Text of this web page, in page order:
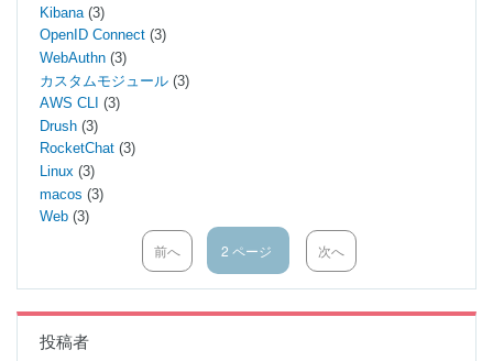
Kibana (3)
OpenID Connect (3)
WebAuthn (3)
カスタムモジュール (3)
AWS CLI (3)
Drush (3)
RocketChat (3)
Linux (3)
macos (3)
Web (3)
ジ
送
り
前
ペ
ー
前へ 2 ページ
次
ペ
ー
次へ
投稿者